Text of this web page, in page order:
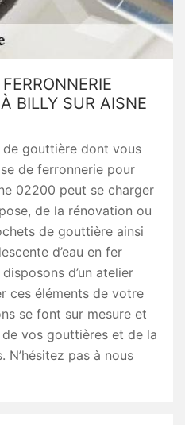
BILLY SUR AISNE
gouttière dont vous
de ferronnerie pour
02200 peut se charger
de la rénovation ou
de gouttière ainsi
d’eau en fer
d’un atelier
ces éléments de votre
se font sur mesure et
de vos gouttières et de la
pas à nous